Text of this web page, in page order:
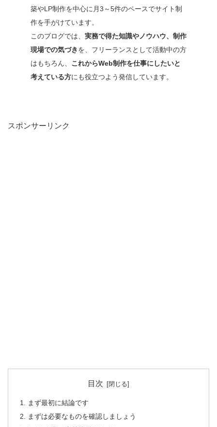
築やLP制作を中心に月3～5件のペースでサイト制
作を手がけています。
このブログでは、 実務で得た知識やノウハウ、制作
現場での気づきを、フリーランスとして活動中の方
はもちろん、 これからWeb制作を仕事にしたいと
考えている方にも役立つよう発信しています。
スポンサーリンク
目次
まず最初に結論です
まずは必要なものを確認しましょう